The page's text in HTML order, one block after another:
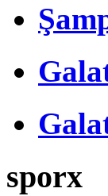
sporx